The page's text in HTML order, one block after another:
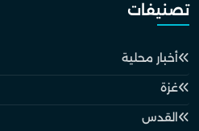
تصنيفات
أخبار محلية
غزة
القدس